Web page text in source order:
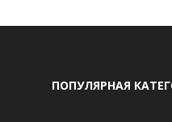
ПОПУЛЯРНАЯ